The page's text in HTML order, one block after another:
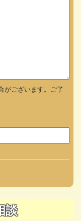
がございます。ご了
談